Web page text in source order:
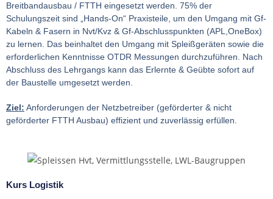
Breitbandausbau / FTTH eingesetzt werden. 75% der
Schulungszeit sind „Hands-On“ Praxisteile, um den Umgang mit Gf-
Kabeln & Fasern in Nvt/Kvz & Gf-Abschlusspunkten (APL,OneBox)
zu lernen. Das beinhaltet den Umgang mit Spleißgeräten sowie die
erforderlichen Kenntnisse OTDR Messungen durchzuführen. Nach
Abschluss des Lehrgangs kann das Erlernte & Geübte sofort auf
der Baustelle umgesetzt werden.
Ziel: Anforderungen der Netzbetreiber (geförderter & nicht
geförderter FTTH Ausbau) effizient und zuverlässig erfüllen.
Kurs Logistik